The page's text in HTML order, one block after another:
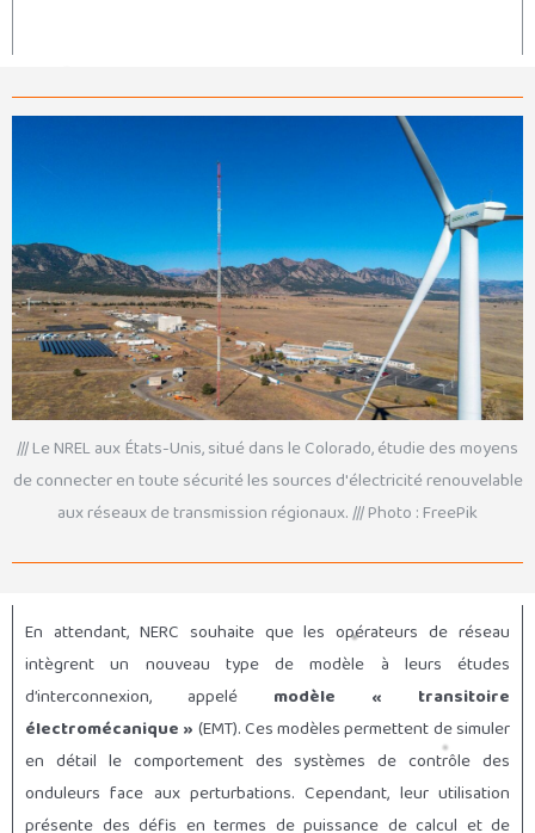
/// Le NREL aux États-Unis, situé dans le Colorado, étudie des moyens
de connecter en toute sécurité les sources d'électricité renouvelable
aux réseaux de transmission régionaux. /// Photo : FreePik
En attendant, NERC souhaite que les opérateurs de réseau
intègrent un nouveau type de modèle à leurs études
d’interconnexion, appelé modèle « transitoire
électromécanique » (EMT). Ces modèles permettent de simuler
en détail le comportement des systèmes de contrôle des
onduleurs face aux perturbations. Cependant, leur utilisation
présente des défis en termes de puissance de calcul et de